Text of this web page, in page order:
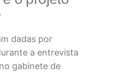
dadas por
a entrevista
gabinete de